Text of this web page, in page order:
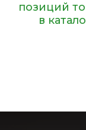
позиций
в